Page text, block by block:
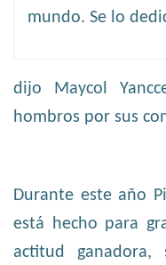
mundo. Se lo
dijo Maycol
hombros por sus
Durante este año
está hecho para
actitud ganadora,